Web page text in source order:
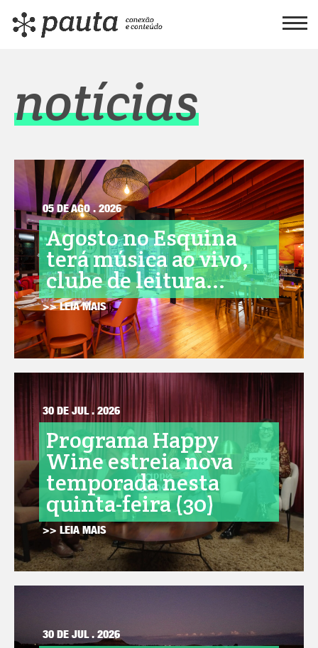
notícias
05 DE AGO . 2026
Agosto no Esquina
terá música ao vivo,
clube de leitura...
>> LEIA MAIS
30 DE JUL . 2026
Programa Happy
Wine estreia nova
temporada nesta
quinta-feira (30)
>> LEIA MAIS
30 DE JUL . 2026